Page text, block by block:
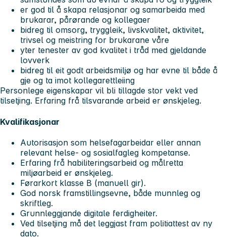
er god til å skapa relasjonar og samarbeida med
brukarar, pårørande og kollegaer
bidreg til omsorg, tryggleik, livskvalitet, aktivitet,
trivsel og meistring for brukarane våre
yter tenester av god kvalitet i tråd med gjeldande
lovverk
bidreg til eit godt arbeidsmiljø og har evne til både å
gje og ta imot kollegarettleiing
Personlege eigenskapar vil bli tillagde stor vekt ved
tilsetjing. Erfaring frå tilsvarande arbeid er ønskjeleg.
Kvalifikasjonar
Autorisasjon som helsefagarbeidar eller annan
relevant helse- og sosialfagleg kompetanse.
Erfaring frå habiliteringsarbeid og målretta
miljøarbeid er ønskjeleg.
Førarkort klasse B (manuell gir).
God norsk framstillingsevne, både munnleg og
skriftleg.
Grunnleggjande digitale ferdigheiter.
Ved tilsetjing må det leggjast fram politiattest av ny
dato.